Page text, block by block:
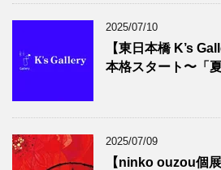
2025/07/10
【東日本橋 K’s
本格スタート〜「
2025/07/09
【ninko ouzou個